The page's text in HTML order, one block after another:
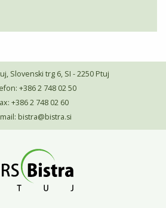
Slovenski trg 6, SI - 2250 Ptuj
+386 2 748 02 50
+386 2 748 02 60
bistra@bistra.si